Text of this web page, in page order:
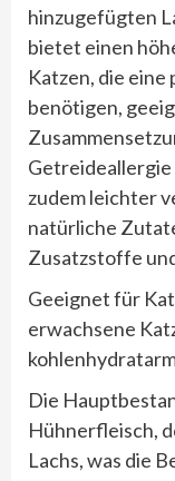
hinzugefügten
bietet einen
Katzen, die
benötigen,
Getreideallergie
zudem leichter
natürliche
Zusatzstoffe
Geeignet für
erwachsene
Die
Hühnerfleisch,
Lachs, was die